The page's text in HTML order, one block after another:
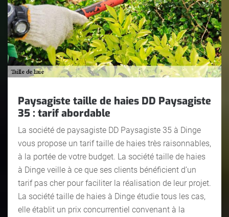
Paysagiste taille de haies DD Paysagiste
35 : tarif abordable
La société de paysagiste DD Paysagiste 35 à Dinge
vous propose un tarif taille de haies très raisonnables,
à la portée de votre budget. La société taille de haies
à Dinge veille à ce que ses clients bénéficient d’un
tarif pas cher pour faciliter la réalisation de leur projet.
La société taille de haies à Dinge étudie tous les cas,
elle établit un prix concurrentiel convenant à la